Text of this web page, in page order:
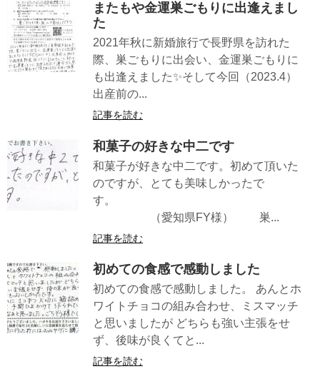
またもや金運巣ごもりに出逢えまし
た
2021年秋に新婚旅行で長野県を訪れた
際、巣ごもりに出会い、金運巣ごもりに
も出逢えました✨そして今回（2023.4）
出産前の...
記事を読む
和菓子の好きな中二です
和菓子が好きな中二です。初めて頂いた
のですが、とても美味しかったで
す。
（愛知県FY様） 巣...
記事を読む
初めての食感で感動しました
初めての食感で感動しました。 あんとホ
ワイトチョコの組み合わせ、ミスマッチ
と思いましたが どちらも強い主張をせ
ず、後味が良くてと...
記事を読む